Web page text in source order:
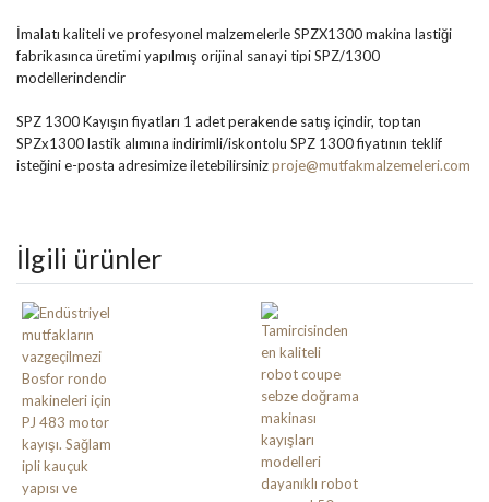
İmalatı kaliteli ve profesyonel malzemelerle SPZX1300 makina lastiği
fabrikasınca üretimi yapılmış orijinal sanayi tipi SPZ/1300
modellerindendir
SPZ 1300 Kayışın fiyatları 1 adet perakende satış içindir, toptan
SPZx1300 lastik alımına indirimli/iskontolu SPZ 1300 fiyatının teklif
isteğini e-posta adresimize iletebilirsinizproje@mutfakmalzemeleri.com
İlgili ürünler